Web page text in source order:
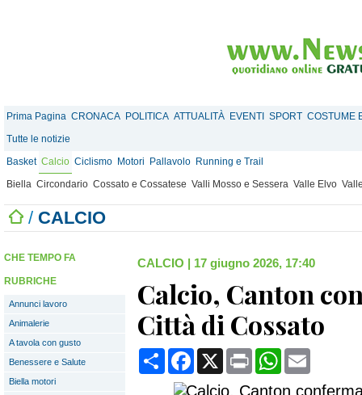
Prima Pagina CRONACA POLITICA ATTUALITÀ EVENTI SPORT COSTUME
Tutte le notizie
Basket Calcio Ciclismo Motori Pallavolo Running e Trail
Biella Circondario Cossato e Cossatese Valli Mosso e Sessera Valle Elvo
/ CALCIO
CHE TEMPO FA
RUBRICHE
Annunci lavoro
Animalerie
A tavola con gusto
Benessere e Salute
Biella motori
CALCIO | 17 giugno 2026, 17:40
Calcio, Canton
Città di Cossato
CondividiFacebook
X Print WhatsApp